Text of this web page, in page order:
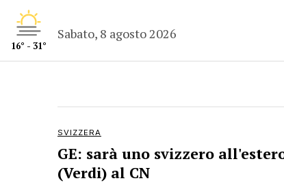
16° - 31°
Sabato, 8 agosto 2026
SVIZZERA
GE: sarà uno svizzero
(Verdi) al CN